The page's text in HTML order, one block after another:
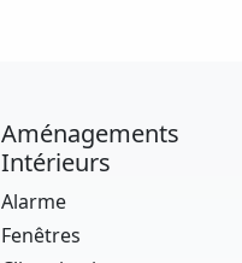
Aménagements
Intérieurs
Alarme
Fenêtres